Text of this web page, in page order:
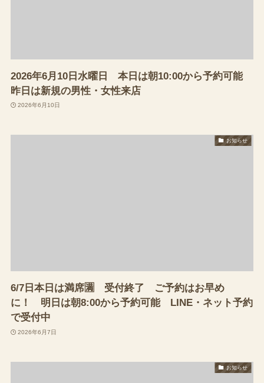
2026年6月10日水曜日 本日は朝10:00から予約可能
昨日は新規の男性・女性来店
2026年6月10日
お知らせ
6/7日本日は満席🈵 受付終了 ご予約はお早め
に！ 明日は朝8:00から予約可能 LINE・ネット予約
で受付中
2026年6月7日
お知らせ